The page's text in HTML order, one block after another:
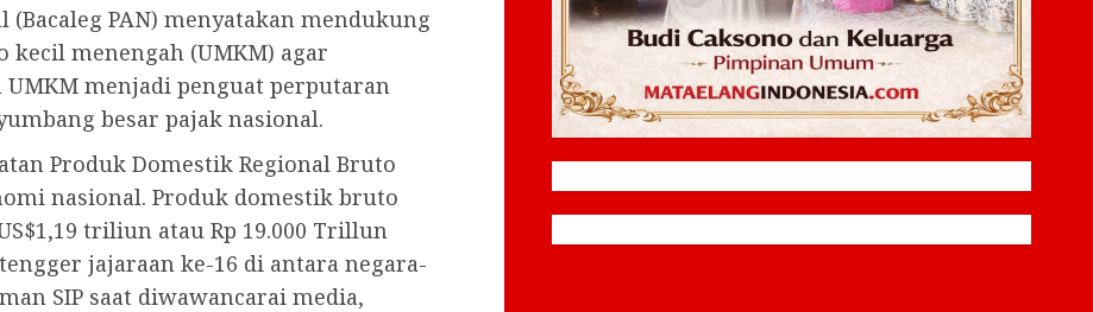
PAN) menyatakan mendukung
menengah (UMKM) agar
menjadi penguat perputaran
besar pajak nasional.
Produk Domestik Regional Bruto
nasional. Produk domestik bruto
triliun atau Rp 19.000 Trillun
jajaraan ke-16 di antara negara-
SIP saat diwawancarai media,